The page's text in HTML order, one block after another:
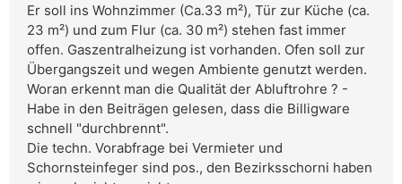
Er soll ins Wohnzimmer (Ca.33 m²), Tür zur Küche (ca.
23 m²) und zum Flur (ca. 30 m²) stehen fast immer
offen. Gaszentralheizung ist vorhanden. Ofen soll zur
Übergangszeit und wegen Ambiente genutzt werden.
Woran erkennt man die Qualität der Abluftrohre ? -
Habe in den Beiträgen gelesen, dass die Billigware
schnell "durchbrennt".
Die techn. Vorabfrage bei Vermieter und
Schornsteinfeger sind pos., den Bezirksschorni haben